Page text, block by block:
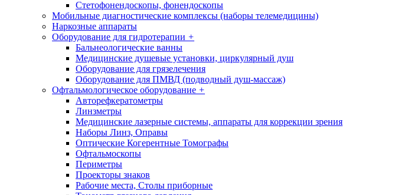
Стетофонендоскопы, фонендоскопы
Мобильные диагностические комплексы (наборы телемедицины)
Наркозные аппараты
Оборудование для гидротерапии +
Бальнеологические ванны
Медицинские душевые установки, циркулярный душ
Оборудование для грязелечения
Оборудование для ПМВД (подводный душ-массаж)
Офтальмологическое оборудование +
Авторефкератометры
Линзметры
Медицинские лазерные системы, аппараты для коррекции зрения
Наборы Линз, Оправы
Оптические Когерентные Томографы
Офтальмоскопы
Периметры
Проекторы знаков
Рабочие места, Столы приборные